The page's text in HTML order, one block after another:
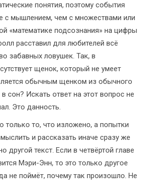
понятия, поэтому события
с мышлением, чем с множествами или
«математике подсознания» на цифры
расставил для любителей всё
забавных ловушек. Так, в
щенок, который не умеет
обычным щенком из обычного
сон? Искать ответ на этот вопрос не
Это данность.
только то, что изложено, а попытки
и рассказать иначе сразу же
другой текст. Если в четвёртой главе
Мэри-Энн, то это только другое
не поймёт, почему так произошло. Не